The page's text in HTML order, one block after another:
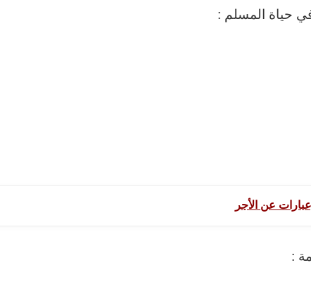
في حياة المسلم :
عن الأجر
: